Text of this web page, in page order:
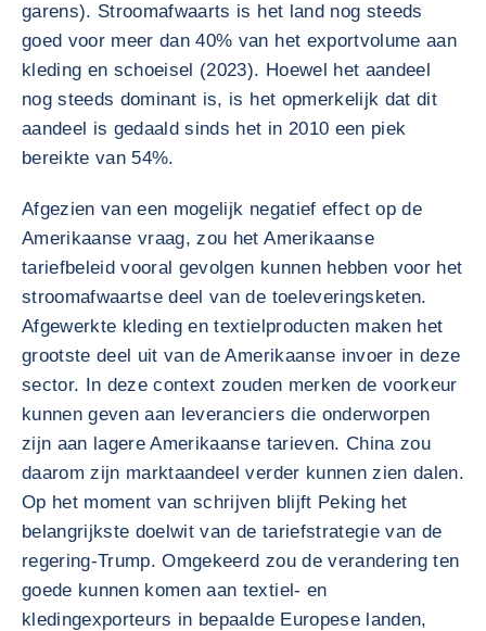
garens). Stroomafwaarts is het land nog steeds
goed voor meer dan 40% van het exportvolume aan
kleding en schoeisel (2023). Hoewel het aandeel
nog steeds dominant is, is het opmerkelijk dat dit
aandeel is gedaald sinds het in 2010 een piek
bereikte van 54%.
Afgezien van een mogelijk negatief effect op de
Amerikaanse vraag, zou het Amerikaanse
tariefbeleid vooral gevolgen kunnen hebben voor het
stroomafwaartse deel van de toeleveringsketen.
Afgewerkte kleding en textielproducten maken het
grootste deel uit van de Amerikaanse invoer in deze
sector. In deze context zouden merken de voorkeur
kunnen geven aan leveranciers die onderworpen
zijn aan lagere Amerikaanse tarieven. China zou
daarom zijn marktaandeel verder kunnen zien dalen.
Op het moment van schrijven blijft Peking het
belangrijkste doelwit van de tariefstrategie van de
regering-Trump. Omgekeerd zou de verandering ten
goede kunnen komen aan textiel- en
kledingexporteurs in bepaalde Europese landen,